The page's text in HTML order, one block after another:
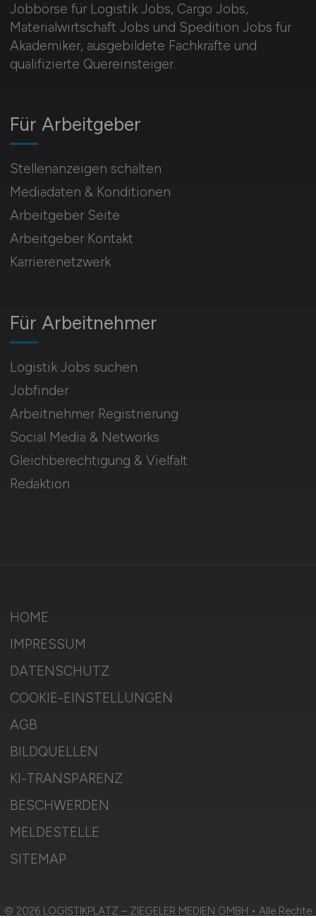
Jobbörse für Logistik Jobs, Cargo Jobs,
Materialwirtschaft Jobs und Spedition Jobs für
Akademiker, ausgebildete Fachkräfte und
qualifizierte Quereinsteiger.
Für Arbeitnehmer
Logistik Jobs suchen
Jobfinder
Arbeitnehmer Registrierung
Social Media & Networks
Gleichberechtigung & Vielfalt
Redaktion
Für Arbeitgeber
Stellenanzeigen schalten
Mediadaten & Konditionen
Arbeitgeber Seite
Arbeitgeber Kontakt
Karrierenetzwerk
HOME
IMPRESSUM
DATENSCHUTZ
COOKIE-EINSTELLUNGEN
AGB
BILDQUELLEN
KI-TRANSPARENZ
BESCHWERDEN
MELDESTELLE
SITEMAP
© 2026 LOGISTIKPLATZ – ZIEGELER MEDIEN GMBH • Alle Rechte